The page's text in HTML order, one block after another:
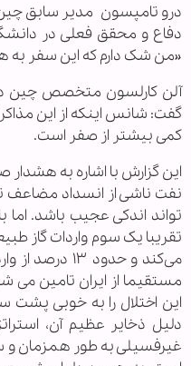
درو تامپسون مدیر سابق
دفاع و محقق فعلی در
«من شک دارم که این سفر به
آلن کارلسون متخصص چین در
گفت: شانس اینکه از این
کمی بیشتر از صفر است.
این گزارش با اشاره به هشدار
نفت ناشی از انسداد
تواند اندکی عجیب باشد.
تقریبا یک سوم واردات گاز
می‌کند و حدود
مستقیما از ایران تامین
این اختلال را به خوبی پشت
دلیل ذخایر عظیم آن،
غیرفسیلی به طور همزمان و